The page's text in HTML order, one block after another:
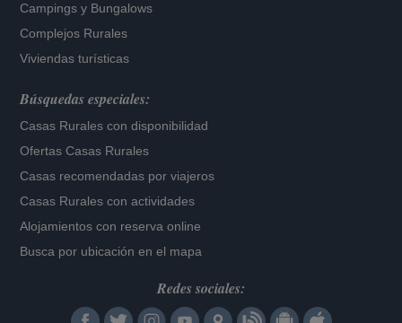
Campings y Bungalows
Complejos Rurales
Viviendas turísticas
Búsquedas especiales:
Casas Rurales con disponibilidad
Ofertas Casas Rurales
Casas recomendadas por viajeros
Casas Rurales con actividades
Alojamientos con reserva online
Busca por ubicación en el mapa
Redes sociales: